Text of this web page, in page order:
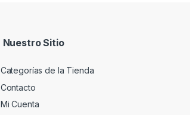
Nuestro Sitio
Categorías de la Tienda
Contacto
Mi Cuenta